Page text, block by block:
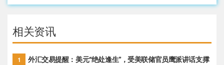
相关资讯
1 外汇交易提醒：美元“绝处逢生”，受美联储官员鹰派讲话支撑